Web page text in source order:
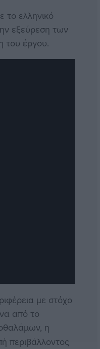
ελληνικό
εξεύρεση των
του έργου.
με στόχο
από το
η
περιβάλλοντος